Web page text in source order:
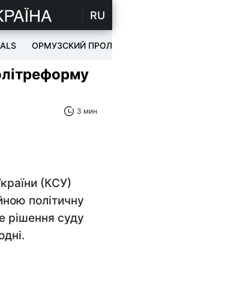
RU
ОРМУЗСКИЙ ПРОЛИВ
3 мин
(КСУ)
політичну
рішення суду